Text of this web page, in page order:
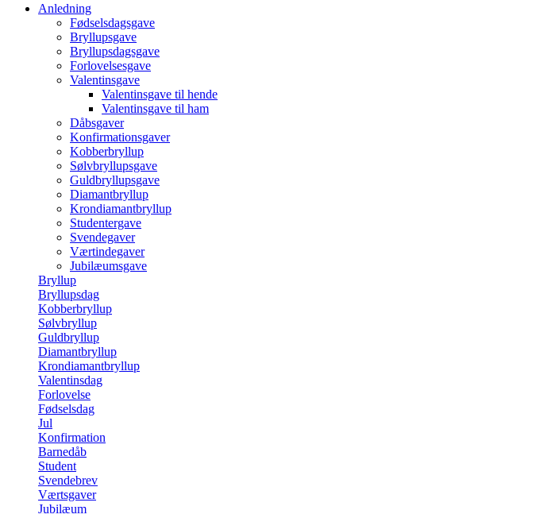
Anledning
Fødselsdagsgave
Bryllupsgave
Bryllupsdagsgave
Forlovelsesgave
Valentinsgave
Valentinsgave til hende
Valentinsgave til ham
Dåbsgaver
Konfirmationsgaver
Kobberbryllup
Sølvbryllupsgave
Guldbryllupsgave
Diamantbryllup
Krondiamantbryllup
Studentergave
Svendegaver
Værtindegaver
Jubilæumsgave
Bryllup
Bryllupsdag
Kobberbryllup
Sølvbryllup
Guldbryllup
Diamantbryllup
Krondiamantbryllup
Valentinsdag
Forlovelse
Fødselsdag
Jul
Konfirmation
Barnedåb
Student
Svendebrev
Værtsgaver
Jubilæum